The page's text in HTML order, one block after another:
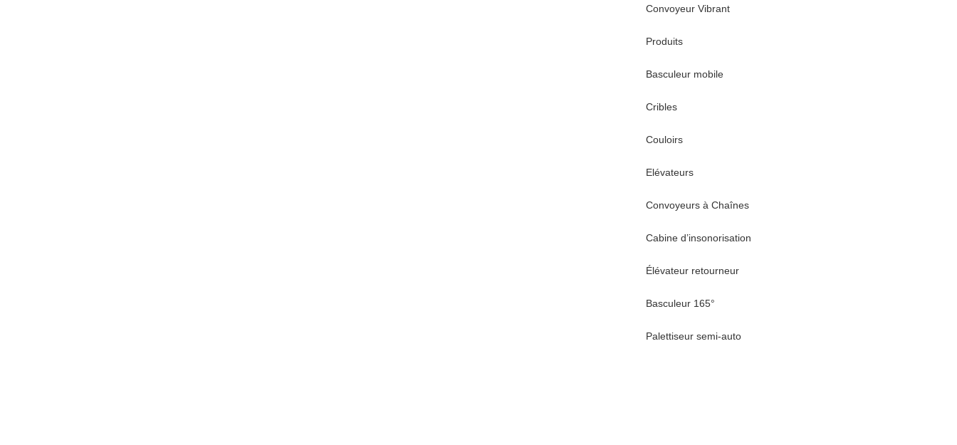
Convoyeur Vibrant
Produits
Basculeur mobile
Cribles
Couloirs
Elévateurs
Convoyeurs à Chaînes
Cabine d’insonorisation
Élévateur retourneur
Basculeur 165°
Palettiseur semi-auto